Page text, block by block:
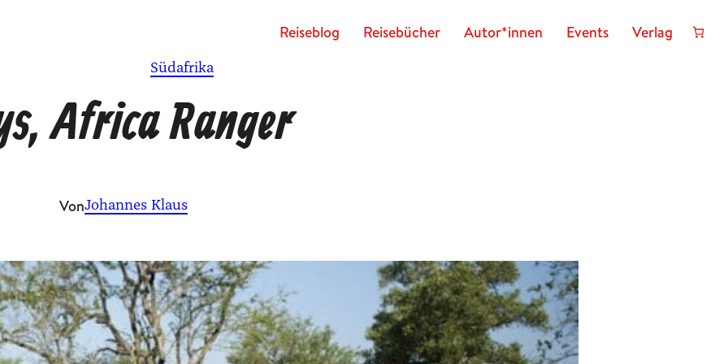
Rei­se­blog Reisebücher Autor*innen Events Verlag
Südafrika
Africa Ranger
VonJohannes Klaus